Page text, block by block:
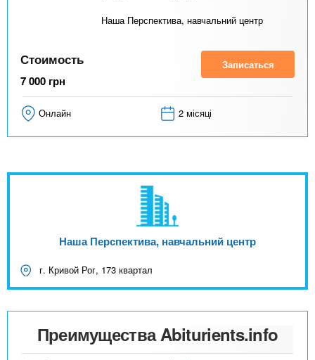
Наша Перспектива, навчальний центр
Стоимость
7 000 грн
Записаться
Онлайн 2 місяці
Наша Перспектива, навчальний центр
г. Кривой Рог, 173 квартал
Преимущества Abiturients.info